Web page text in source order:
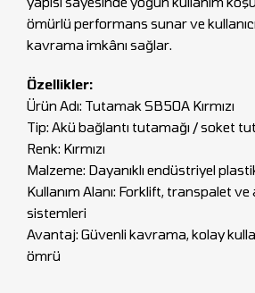
ömürlü performans sunar ve
kavrama imkânı sağlar.
Özellikler:
Ürün Adı: Tutamak SB50A Kırmızı
Tip: Akü bağlantı tutamağı / soket
Renk: Kırmızı
Malzeme: Dayanıklı endüstriyel
Kullanım Alanı: Forklift, transpalet ve
sistemleri
Avantaj: Güvenli kavrama, kolay
ömrü